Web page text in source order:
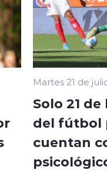
Martes 21 de
Solo 21
del fútbol
cuentan